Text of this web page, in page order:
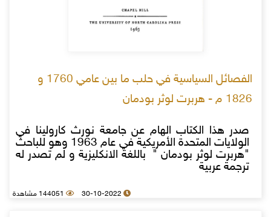
الفصائل السياسية في حلب ما بين عامي 1760 و
1826 م - هربرت لوثر بودمان
صدر هذا الكتاب الهام عن جامعة نورث كارولينا في
الولايات المتحدة الأمريكية في عام 1963 وهو للباحث
"هربرت لوثر بودمان " باللغة الانكليزية و لم تصدر له
ترجمة عربية
30-10-2022 144051 مشاهدة